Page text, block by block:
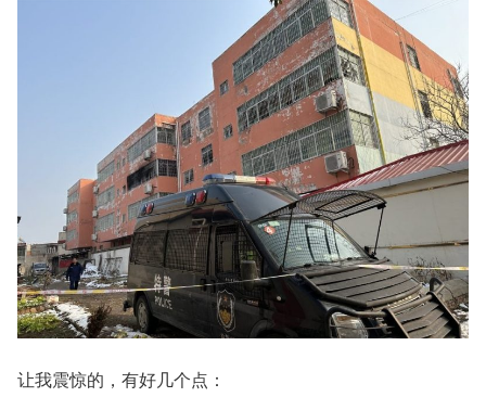
让我震惊的，有好几个点：